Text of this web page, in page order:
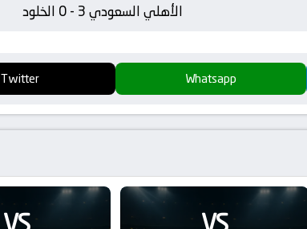
الأهلي السعودي 3 - 0 الخلود
Twitter Whatsapp